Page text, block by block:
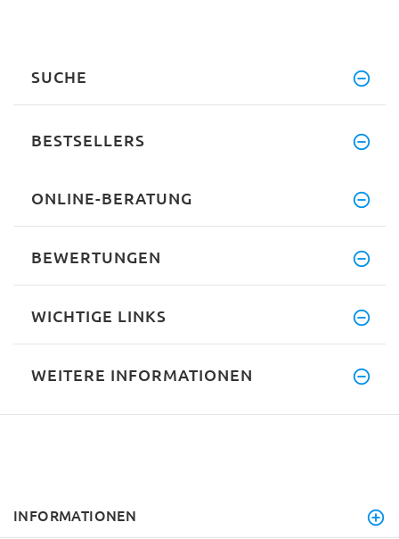
SUCHE
BESTSELLERS
ONLINE-BERATUNG
BEWERTUNGEN
WICHTIGE LINKS
WEITERE INFORMATIONEN
INFORMATIONEN